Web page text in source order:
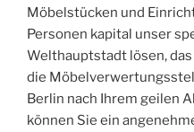
Möbelstücken und
Personen kapital unser
Welthauptstadt lösen,
die
Berlin nach Ihrem geilen
können Sie ein